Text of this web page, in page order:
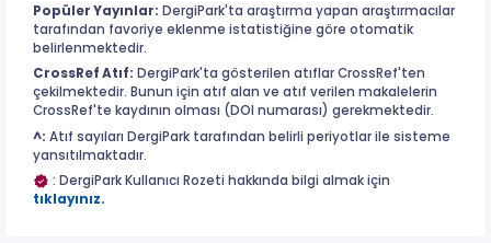
Popüler Yayınlar: DergiPark'ta araştırma yapan araştırmacılar
tarafından favoriye eklenme istatistiğine göre otomatik
belirlenmektedir.
CrossRef Atıf: DergiPark'ta gösterilen atıflar CrossRef'ten
çekilmektedir. Bunun için atıf alan ve atıf verilen makalelerin
CrossRef'te kaydının olması (DOI numarası) gerekmektedir.
^: Atıf sayıları DergiPark tarafından belirli periyotlar ile sisteme
yansıtılmaktadır.
: DergiPark Kullanıcı Rozeti hakkında bilgi almak için
tıklayınız.